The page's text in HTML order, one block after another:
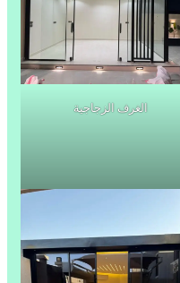
الغرف الزجاجية